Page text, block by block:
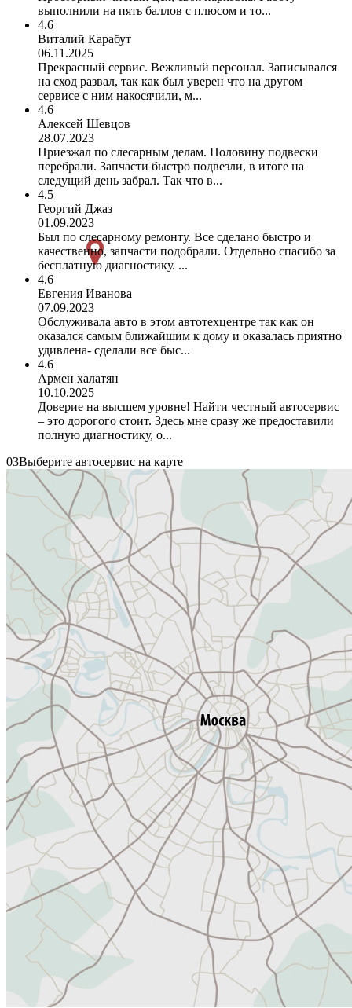
выполнили на пять баллов с плюсом и то...
4.6
Виталий Карабут
06.11.2025
Прекрасный сервис. Вежливый персонал. Записывался
на сход развал, так как был уверен что на другом
сервисе с ним накосячили, м...
4.6
Алексей Шевцов
28.07.2023
Приезжал по слесарным делам. Половину подвески
перебрали. Запчасти быстро подвезли, в итоге на
следущий день забрал. Так что в...
4.5
Георгий Джаз
01.09.2023
Был по слесарному ремонту. Все сделано быстро и
качественно, запчасти подобрали. Отдельно спасибо за
бесплатную диагностику. ...
4.6
Евгения Иванова
07.09.2023
Обслуживала авто в этом автотехцентре так как он
оказался самым ближайшим к дому и оказалась приятно
удивлена- сделали все быс...
4.6
Армен халатян
10.10.2025
Доверие на высшем уровне! Найти честный автосервис
– это дорогого стоит. Здесь мне сразу же предоставили
полную диагностику, о...
03Выберите автосервис на карте